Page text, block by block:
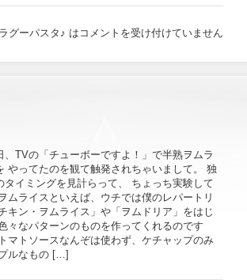
グーパスタ♪ は コメントを受け付けていません
、TVの「チューボーですよ！」で半熟ヲムラ
やってたのを観て触発されちゃいまして。 独
タイミングを見計らって、 ちょっち実験して
ムライスといえば、ウチでは僕のレパートリ
キン・ヲムライス」や「ヲムドリア」をはじ
々なパターンのものを作ってくれるのです
マトソースなんぞは使わず、ケチャップのみ
ルなもの […]